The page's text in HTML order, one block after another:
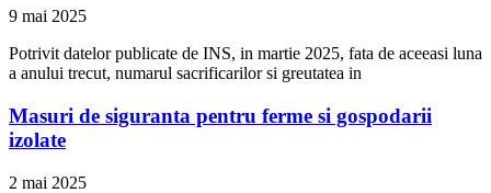
9 mai 2025
Potrivit datelor publicate de INS, in martie 2025, fata de aceeasi luna
a anului trecut, numarul sacrificarilor si greutatea in
Masuri de siguranta pentru ferme si gospodarii
izolate
2 mai 2025